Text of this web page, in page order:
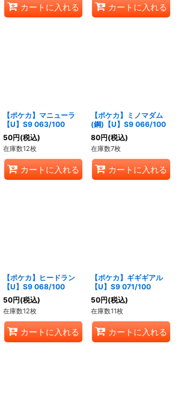
カートに入れる カートに入れる
【ポケカ】マニューラ
【U】S9 063/100
50円(税込)
在庫数12枚
カートに入れる
【ポケカ】ミノマダム
(鋼)【U】S9 066/100
80円(税込)
在庫数7枚
カートに入れる
【ポケカ】ヒードラン
【U】S9 068/100
50円(税込)
在庫数12枚
カートに入れる
【ポケカ】ギギギアル
【U】S9 071/100
50円(税込)
在庫数11枚
カートに入れる